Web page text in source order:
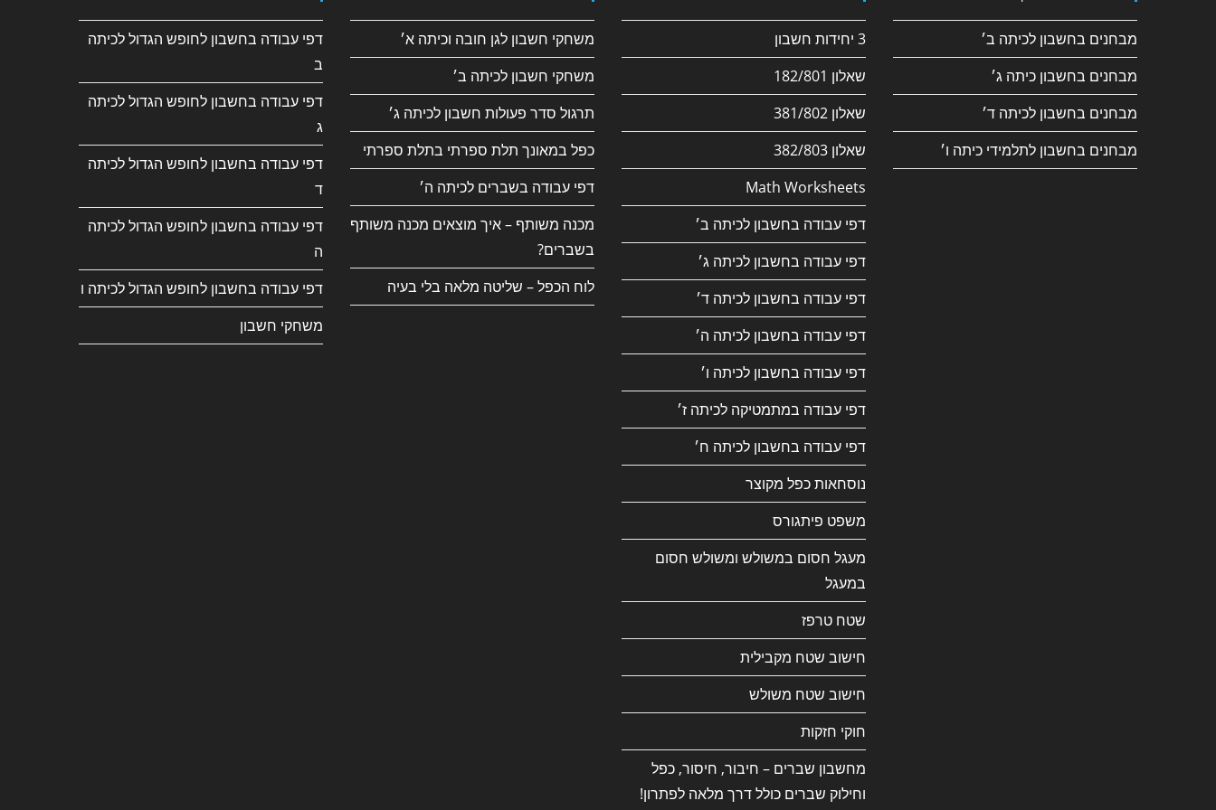
מבחנים בחשבון לכיתה ב׳
מבחנים בחשבון כיתה ג׳
מבחנים בחשבון לכיתה ד׳
מבחנים בחשבון לתלמידי כיתה ו׳
3 יחידות חשבון
שאלון 182/801
שאלון 381/802
שאלון 382/803
Math Worksheets
דפי עבודה בחשבון לכיתה ב׳
דפי עבודה בחשבון לכיתה ג׳
דפי עבודה בחשבון לכיתה ד׳
דפי עבודה בחשבון לכיתה ה׳
דפי עבודה בחשבון לכיתה ו׳
דפי עבודה במתמטיקה לכיתה ז׳
דפי עבודה בחשבון לכיתה ח׳
נוסחאות כפל מקוצר
משפט פיתגורס
מעגל חסום במשולש ומשולש חסום
במעגל
שטח טרפז
חישוב שטח מקבילית
חישוב שטח משולש
חוקי חזקות
מחשבון שברים – חיבור, חיסור, כפל
וחילוק שברים כולל דרך מלאה לפתרון!
משחקי חשבון לגן חובה וכיתה א׳
משחקי חשבון לכיתה ב׳
תרגול סדר פעולות חשבון לכיתה ג׳
כפל במאונך תלת ספרתי בתלת ספרתי
דפי עבודה בשברים לכיתה ה׳
מכנה משותף – איך מוצאים מכנה משותף
בשברים?
לוח הכפל – שליטה מלאה בלי בעיה
דפי עבודה בחשבון לחופש הגדול לכיתה
ב
דפי עבודה בחשבון לחופש הגדול לכיתה
ג
דפי עבודה בחשבון לחופש הגדול לכיתה
ד
דפי עבודה בחשבון לחופש הגדול לכיתה
ה
דפי עבודה בחשבון לחופש הגדול לכיתה ו
משחקי חשבון